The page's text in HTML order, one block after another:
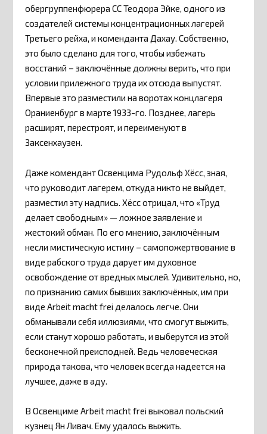
обергруппенфюрера СС Теодора Эйке, одного из
создателей системы концентрационных лагерей
Третьего рейха, и коменданта Дахау. Собственно,
это было сделано для того, чтобы избежать
восстаний – заключённые должны верить, что при
условии прилежного труда их отсюда выпустят.
Впервые это разместили на воротах концлагеря
Ораниенбург в марте 1933-го. Позднее, лагерь
расширят, перестроят, и переименуют в
Заксенхаузен.
Даже комендант Освенцима Рудольф Хёсс, зная,
что руководит лагерем, откуда никто не выйдет,
разместил эту надпись. Хёсс отрицал, что «Труд
делает свободным» — ложное заявление и
жестокий обман. По его мнению, заключённым
несли мистическую истину – самопожертвование в
виде рабского труда дарует им духовное
освобождение от вредных мыслей. Удивительно, но,
по признанию самих бывших заключённых, им при
виде Arbeit macht frei делалось легче. Они
обманывали себя иллюзиями, что смогут выжить,
если станут хорошо работать, и выберутся из этой
бесконечной преисподней. Ведь человеческая
природа такова, что человек всегда надеется на
лучшее, даже в аду.
В Освенциме Arbeit macht frei выковал польский
кузнец Ян Ливач. Ему удалось выжить.